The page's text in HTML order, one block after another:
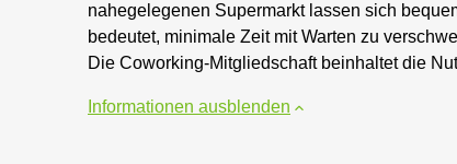
nahegelegenen Supermarkt lassen sich
bedeutet, minimale Zeit mit Warten zu
Die Coworking-Mitgliedschaft beinhaltet die
Informationen ausblenden